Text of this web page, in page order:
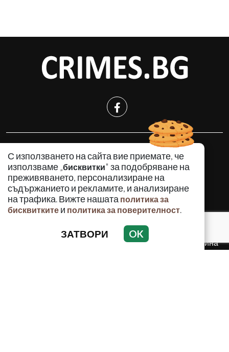
С използването на сайта вие приемате, че
използваме „бисквитки" за подобряване на
преживяването, персонализиране на
съдържанието и рекламите, и анализиране
на трафика. Вижте нашата политика за
бисквитките и политика за поверителност.
ЗАТВОРИ OK
КРИМИНАЛНО
ИНЦИДЕНТИ
АНАЛИЗИ
ПО СВЕТА
ВОДЕЩИ ТЕМИ
Използването и публикуването на част или цялото
съдържание на Crimes.BG без разрешение на Медийна